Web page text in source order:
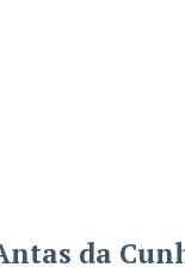
da